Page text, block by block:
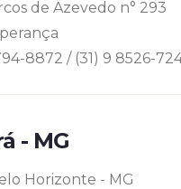
de Azevedo n° 293
8872 / (31) 9 8526-
- MG
Horizonte - MG